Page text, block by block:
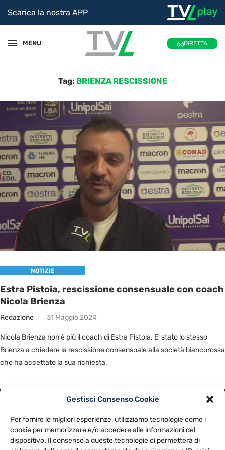
Gestisci Consenso Cookie
Per fornire le migliori esperienze, utilizziamo tecnologie come i
cookie per memorizzare e/o accedere alle informazioni del
dispositivo. Il consenso a queste tecnologie ci permetterà di
Scarica la nostra APP
MENU DIRETTA
Tag: BRIENZA RESCISSIONE
NOTIZIE
Estra Pistoia, rescissione consensuale con coach
Nicola Brienza
Redazione 31 Maggio 2024
Nicola Brienza non è più il coach di Estra Pistoia. E' stato lo stesso
Brienza a chiedere la rescissione consensuale alla società biancorossa
che ha accettato la sua richiesta.
NOTE LEGALI
CONTATTACI PREFERENZE